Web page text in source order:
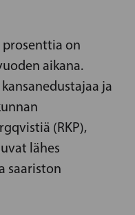
prosenttia on
aikana.
ja
(RKP),
lähes
saariston